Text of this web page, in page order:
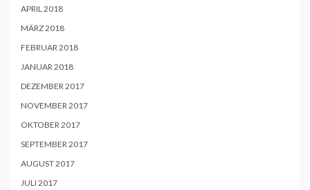
APRIL 2018
MÄRZ 2018
FEBRUAR 2018
JANUAR 2018
DEZEMBER 2017
NOVEMBER 2017
OKTOBER 2017
SEPTEMBER 2017
AUGUST 2017
JULI 2017